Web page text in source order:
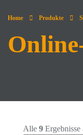
Home Produkte
Alle 9 Ergebnisse